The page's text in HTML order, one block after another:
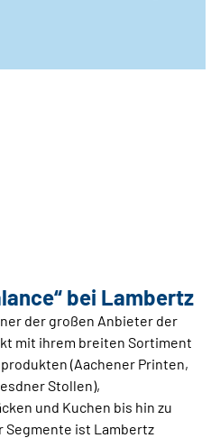
bei Lambertz
der großen Anbieter der
mit ihrem breiten Sortiment
(Aachener Printen,
Stollen),
und Kuchen bis hin zu
Segmente ist Lambertz